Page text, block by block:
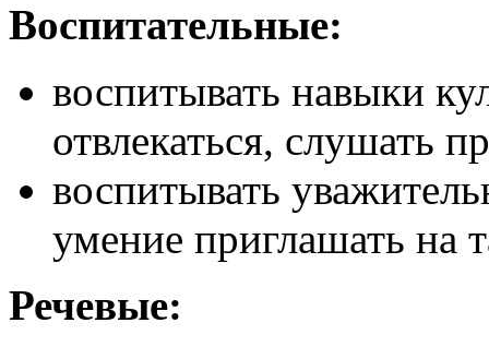
Воспитательные:
воспитывать навыки
отвлекаться, слушать
воспитывать
умение приглашать на
Речевые: